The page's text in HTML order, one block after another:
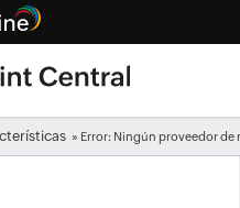
» Error: Ningún proveedor de